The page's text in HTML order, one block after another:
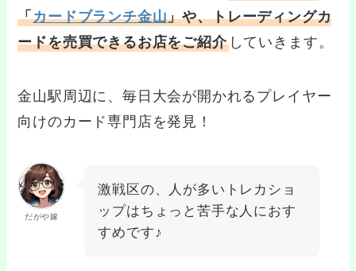
「カードブランチ金山」や、トレーディングカ
ードを売買できるお店をご紹介していきます。
金山駅周辺に、毎日大会が開かれるプレイヤー
向けのカード専門店を発見！
だがや嫁
激戦区の、人が多いトレカショ
ップはちょっと苦手な人におす
すめです♪